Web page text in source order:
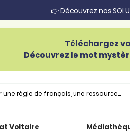
👉 Découvrez nos
Téléchargez
Découvrez le mot
Voltaire